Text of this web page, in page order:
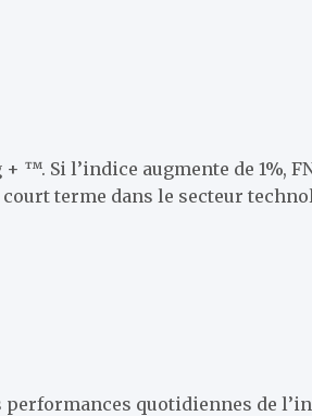
Si l’indice augmente de 1%,
terme dans le secteur
quotidiennes de